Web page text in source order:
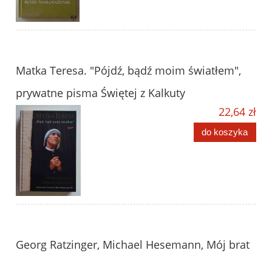
Matka Teresa. "Pójdź, bądź moim światłem",
prywatne pisma Świętej z Kalkuty
22,64 zł
do koszyka
Georg Ratzinger, Michael Hesemann, Mój brat